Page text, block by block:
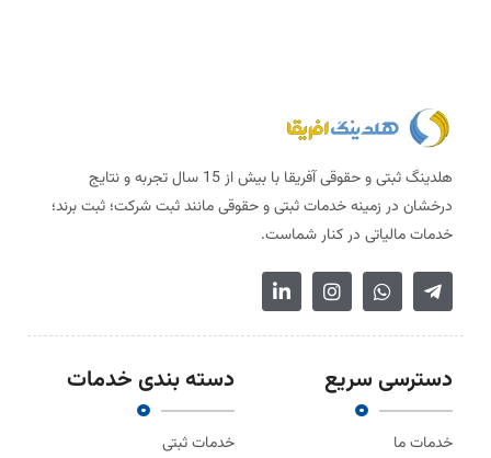
هلدینگ ثبتی و حقوقی آفریقا با بیش از 15 سال تجربه و نتایج
درخشان در زمینه خدمات ثبتی و حقوقی مانند ثبت شرکت؛ ثبت برند؛
خدمات مالیاتی در کنار شماست.
دسترسی سریع
خدمات ما
دسته بندی خدمات
خدمات ثبتی